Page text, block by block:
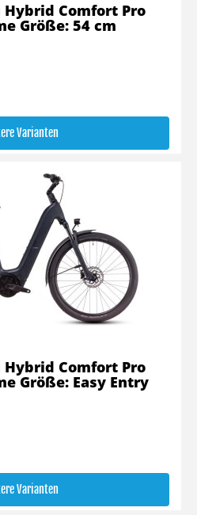
Varianten
Comfort Pro
Größe: 54 cm
Varianten
Comfort Pro
Größe: Easy Entry